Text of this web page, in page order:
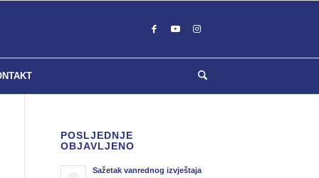
POSLJEDNJE
OBJAVLJENO
Sažetak vanrednog izvještaja